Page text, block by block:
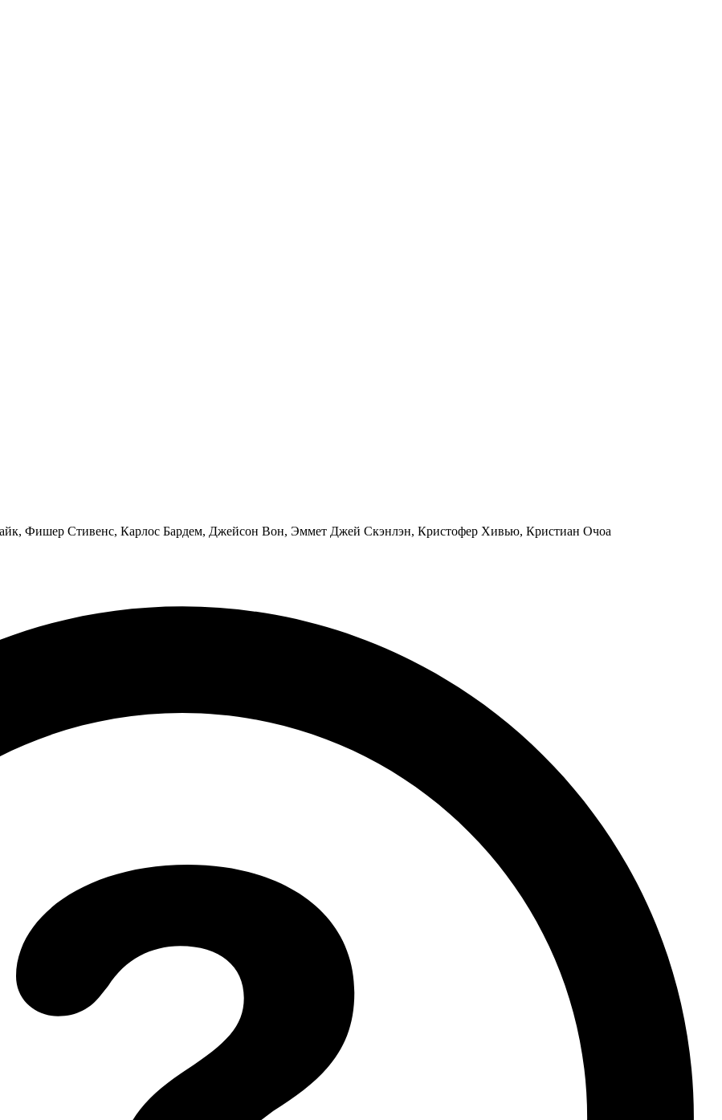
Фишер Стивенс, Карлос Бардем, Джейсон Вон, Эммет Джей Скэнлэн, Кристофер Хивью, Кристиан Очоа